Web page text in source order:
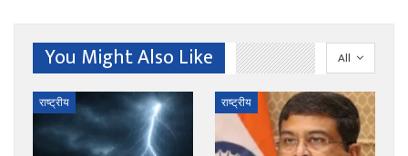
All
You Might Also Like
राष्ट्रीय राष्ट्रीय